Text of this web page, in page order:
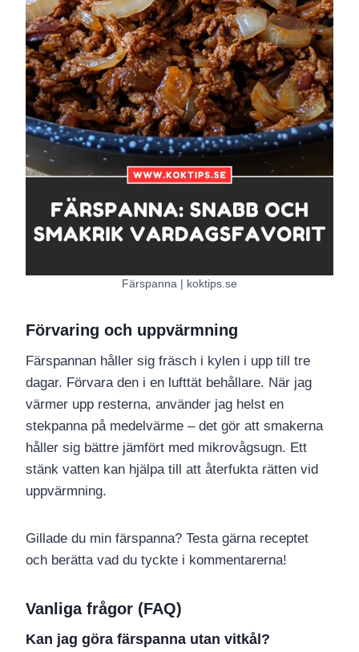
Färspanna | koktips.se
Förvaring och uppvärmning
Färspannan håller sig fräsch i kylen i upp till tre
dagar. Förvara den i en lufttät behållare. När jag
värmer upp resterna, använder jag helst en
stekpanna på medelvärme – det gör att smakerna
håller sig bättre jämfört med mikrovågsugn. Ett
stänk vatten kan hjälpa till att återfukta rätten vid
uppvärmning.
Gillade du min färspanna? Testa gärna receptet
och berätta vad du tyckte i kommentarerna!
Vanliga frågor (FAQ)
Kan jag göra färspanna utan vitkål?